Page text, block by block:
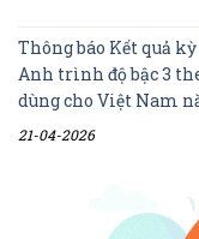
Thông báo Kết quả
Anh trình độ bậc 3
dùng cho Việt Nam
21-04-2026